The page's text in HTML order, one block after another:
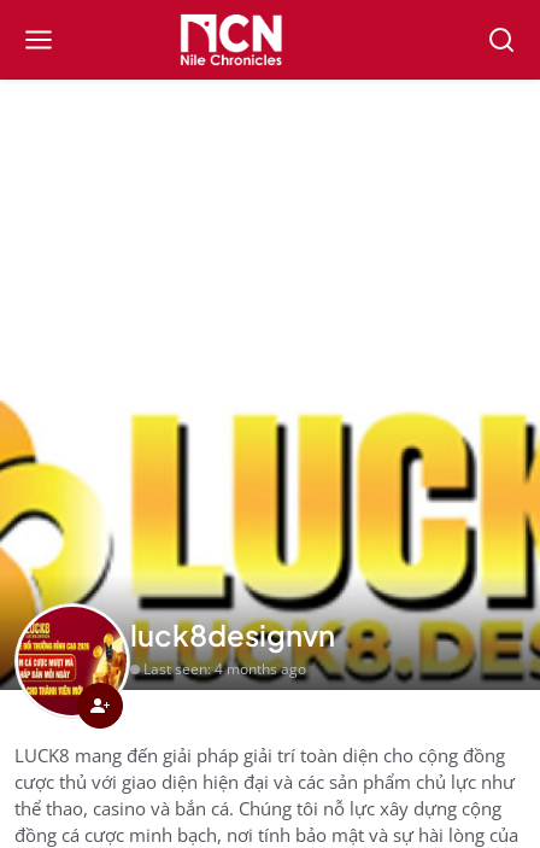
luck8designvn
Last seen: 4 months ago
LUCK8 mang đến giải pháp giải trí toàn diện cho cộng đồng
cược thủ với giao diện hiện đại và các sản phẩm chủ lực như
thể thao, casino và bắn cá. Chúng tôi nỗ lực xây dựng cộng
đồng cá cược minh bạch, nơi tính bảo mật và sự hài lòng của